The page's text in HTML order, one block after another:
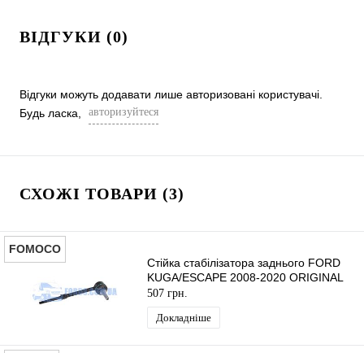
ВІДГУКИ (0)
Відгуки можуть додавати лише авторизовані користувачі.
Будь ласка,
авторизуйтеся
СХОЖІ ТОВАРИ (3)
FOMOCO
Стійка стабілізатора заднього FORD
KUGA/ESCAPE 2008-2020 ORIGINAL
507 грн.
Докладніше